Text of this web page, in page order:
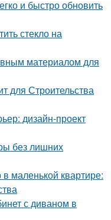
и быстро обновить
стекло на
материалом для
для Строительства
дизайн-проект
без лишних
маленькой квартире:
с диваном в